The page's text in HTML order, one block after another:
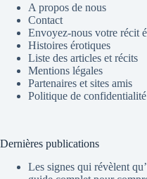
A propos de nous
Contact
Envoyez-nous votre récit
Histoires érotiques
Liste des articles et récits
Mentions légales
Partenaires et sites amis
Politique de confidentialité
Dernières publications
Les signes qui révèlent